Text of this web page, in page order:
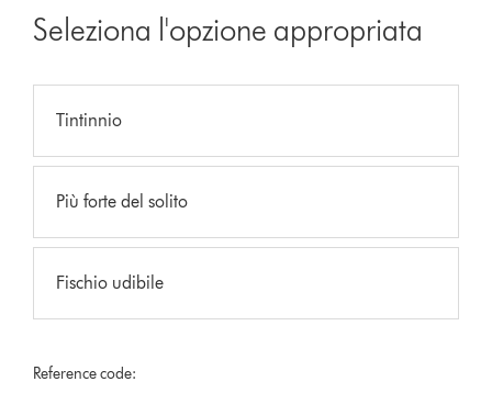
Seleziona l'opzione appropriata
Tintinnio
Più forte del solito
Fischio udibile
Reference code: